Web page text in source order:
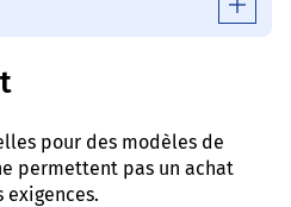
pour des modèles de
permettent pas un achat
exigences.